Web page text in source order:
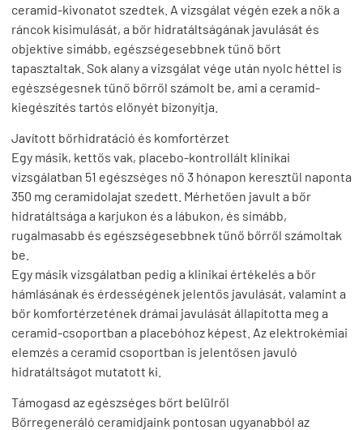
ceramid-kivonatot szedtek. A vizsgálat végén ezek a nők a
ráncok kisimulását, a bőr hidratáltságának javulását és
objektíve simább, egészségesebbnek tűnő bőrt
tapasztaltak. Sok alany a vizsgálat vége után nyolc héttel is
egészségesnek tűnő bőrről számolt be, ami a ceramid-
kiegészítés tartós előnyét bizonyítja.
Javított bőrhidratáció és komfortérzet
Egy másik, kettős vak, placebo-kontrollált klinikai
vizsgálatban 51 egészséges nő 3 hónapon keresztül naponta
350 mg ceramidolajat szedett. Mérhetően javult a bőr
hidratáltsága a karjukon és a lábukon, és simább,
rugalmasabb és egészségesebbnek tűnő bőrről számoltak
be.
Egy másik vizsgálatban pedig a klinikai értékelés a bőr
hámlásának és érdességének jelentős javulását, valamint a
bőr komfortérzetének drámai javulását állapította meg a
ceramid-csoportban a placebóhoz képest. Az elektrokémiai
elemzés a ceramid csoportban is jelentősen javuló
hidratáltságot mutatott ki.
Támogasd az egészséges bőrt belülről
Bőrregeneráló ceramidjaink pontosan ugyanabból az